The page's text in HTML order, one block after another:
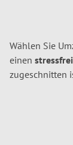
Wählen Sie
einen
zugeschnitten